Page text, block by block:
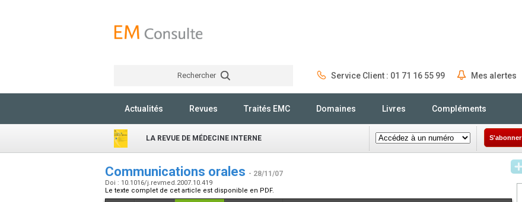
Rechercher Service Client : 01 71 16 55 99 Mes alertes
Actualités Revues Traités EMC Domaines Livres Compléments
LA REVUE DE MÉDECINE INTERNE S'abonner
Communications orales - 28/11/07
Doi : 10.1016/j.revmed.2007.10.419
Le texte complet de cet article est disponible en PDF.